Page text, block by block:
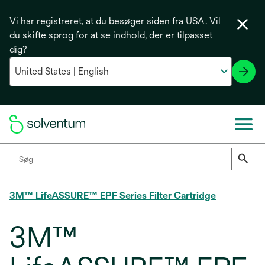
Vi har registreret, at du besøger siden fra USA. Vil
du skifte sprog for at se indhold, der er tilpasset
dig?
3M™ LifeASSURE™ EPF Series Filter Cartridge
3M™